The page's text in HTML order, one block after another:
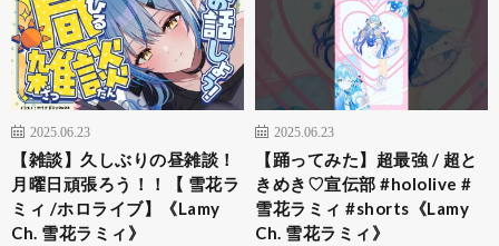
2025.06.23
【雑談】久しぶりの昼雑談！
月曜日頑張ろう！！【 雪花ラ
ミィ /ホロライブ】《Lamy
Ch. 雪花ラミィ》
2025.06.23
【踊ってみた】超最強 / 超と
きめき♡宣伝部 #hololive #
雪花ラミィ #shorts《Lamy
Ch. 雪花ラミィ》